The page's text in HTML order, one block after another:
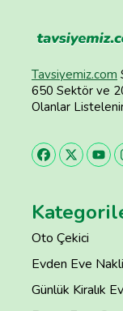
Tavsiyemiz.com
650 Sektör ve
Olanlar
Oto Çekici
Evden Eve
Günlük Kiralık